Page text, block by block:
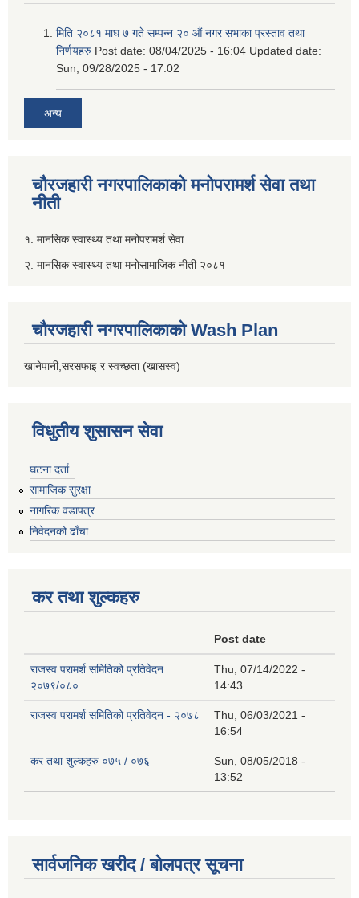
मिति २०८१ माघ ७ गते सम्पन्न २० औं नगर सभाका प्रस्ताव तथा
निर्णयहरु Post date: 08/04/2025 - 16:04 Updated date:
Sun, 09/28/2025 - 17:02
अन्य
चौरजहारी नगरपालिकाको मनोपरामर्श सेवा तथा
नीती
१. मानसिक स्वास्थ्य तथा मनोपरामर्श सेवा
२. मानसिक स्वास्थ्य तथा मनोसामाजिक नीती २०८१
चौरजहारी नगरपालिकाको Wash Plan
खानेपानी,सरसफाइ र स्वच्छता (खासस्व)
विधुतीय शुसासन सेवा
घटना दर्ता
सामाजिक सुरक्षा
नागरिक वडापत्र
निवेदनको ढाँचा
कर तथा शुल्कहरु
Post date
राजस्व परामर्श समितिको प्रतिवेदन
२०७९/०८०
Thu, 07/14/2022 -
14:43
राजस्व परामर्श समितिको प्रतिवेदन - २०७८
Thu, 06/03/2021 -
16:54
कर तथा शुल्कहरु ०७५ / ०७६
Sun, 08/05/2018 -
13:52
सार्वजनिक खरीद / बोलपत्र सूचना